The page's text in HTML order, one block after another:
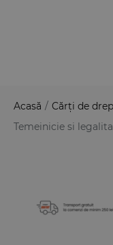
Acasă / Cărți de
Temeinicie si